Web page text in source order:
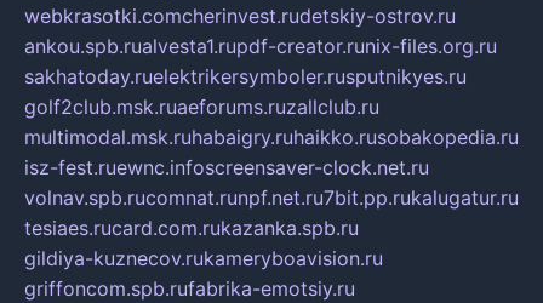
webkrasotki.comcherinvest.rudetskiy-ostrov.ru
ankou.spb.rualvesta1.rupdf-creator.runix-files.org.ru
sakhatoday.ruelektrikersymboler.rusputnikyes.ru
golf2club.msk.ruaeforums.ruzallclub.ru
multimodal.msk.ruhabaigry.ruhaikko.rusobakopedia.ru
isz-fest.ruewnc.infoscreensaver-clock.net.ru
volnav.spb.rucomnat.runpf.net.ru7bit.pp.rukalugatur.ru
tesiaes.rucard.com.rukazanka.spb.ru
gildiya-kuznecov.rukameryboavision.ru
griffoncom.spb.rufabrika-emotsiy.ru